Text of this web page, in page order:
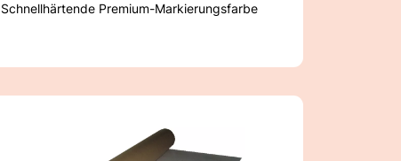
Schnellhärtende Premium-Markierungsfarbe